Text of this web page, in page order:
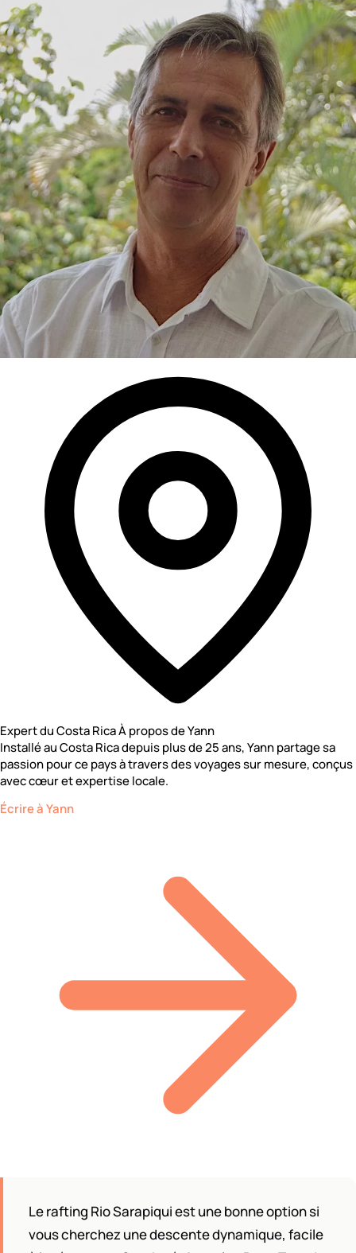
Expert du Costa RicaÀ propos de Yann
Installé au Costa Rica depuis plus de 25 ans, Yann partage sa
passion pour ce pays à travers des voyages sur mesure, conçus
avec cœur et expertise locale.
Écrire à Yann
Le rafting Rio Sarapiqui est une bonne option si
vous cherchez une descente dynamique, facile